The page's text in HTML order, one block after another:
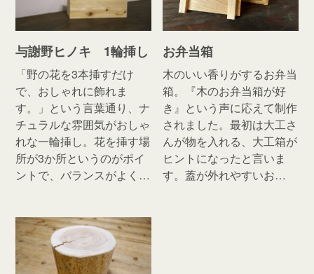
与謝野ヒノキ 1輪挿し
「野の花を3本挿すだけ
で、おしゃれに飾れま
す。」という言葉通り、ナ
チュラルな雰囲気がおしゃ
れな一輪挿し。花を挿す場
所が3か所というのがポイ
ントで、バランスがよく…
お弁当箱
木のいい香りがするお弁当
箱。『木のお弁当箱が好
き』という声に応えて制作
されました。最初は大工さ
んが物を入れる、大工箱が
ヒントになったと言いま
す。蓋が外れやすいお…